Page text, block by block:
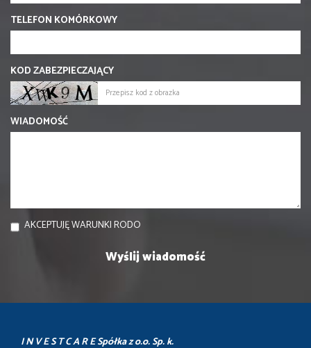
TELEFON KOMÓRKOWY
KOD ZABEZPIECZAJĄCY
WIADOMOŚĆ
AKCEPTUJĘ WARUNKI RODO
I N V E S T C A R E Spółka z o.o. Sp. k.